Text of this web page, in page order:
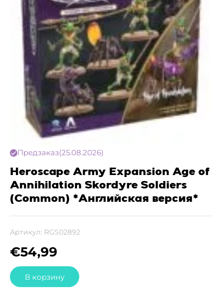
Предзаказ(25.08.2026)
Heroscape Army Expansion Age of
Annihilation Skordyre Soldiers
(Common) *Английская версия*
Артикул: RGS02892
€54,99
В корзину